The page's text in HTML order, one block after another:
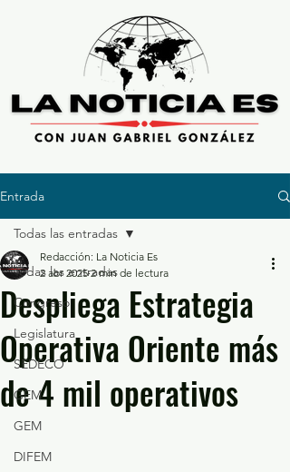
Entrada
Todas las entradas
Congreso
Legislatura
SEDECO
GEM
GEM
DIFEM
Todas las entradas
Despliega Estrategia
Operativa Oriente más
de 4 mil operativos
Redacción: La Noticia Es
2 abr 2025 2 min de lectura